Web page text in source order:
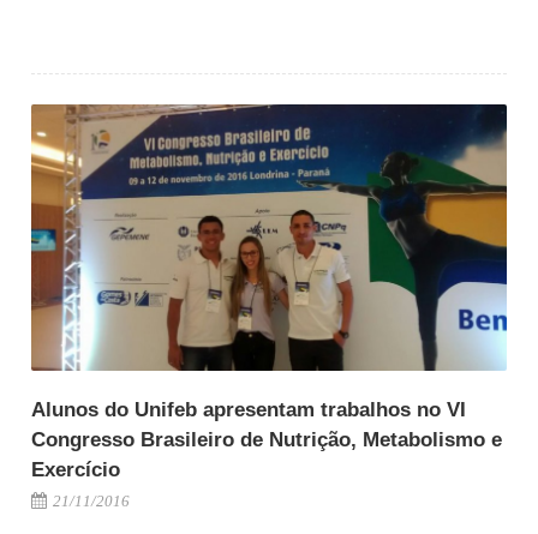
Alunos do Unifeb apresentam trabalhos no VI
Congresso Brasileiro de Nutrição, Metabolismo e
Exercício
21/11/2016